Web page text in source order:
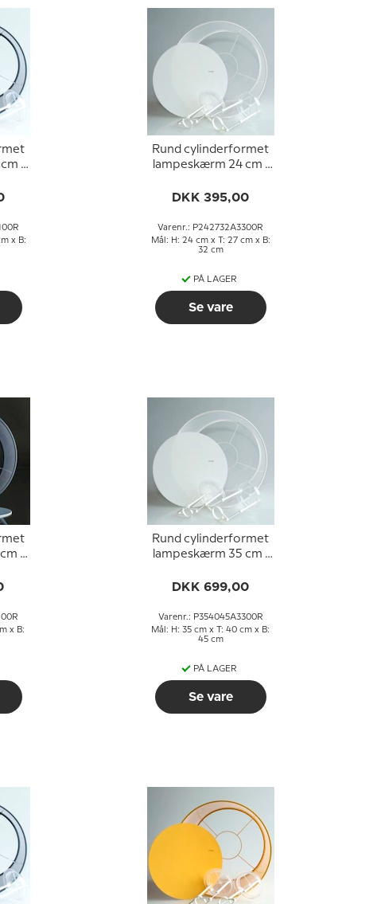
i
x B:
Rund cylinderformet
lampeskærm 24 cm i
stof
DKK 395,00
Varenr.: P242732A3300R
Mål: H: 24 cm x T: 27 cm x B:
32 cm
PÅ LAGER
Se vare
i
x B:
Rund cylinderformet
lampeskærm 35 cm i
stof
DKK 699,00
Varenr.: P354045A3300R
Mål: H: 35 cm x T: 40 cm x B:
45 cm
PÅ LAGER
Se vare